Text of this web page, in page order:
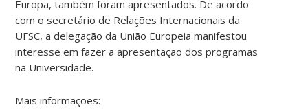
Europa, também foram apresentados. De acordo
com o secretário de Relações Internacionais da
UFSC, a delegação da União Europeia manifestou
interesse em fazer a apresentação dos programas
na Universidade.
Mais informações: